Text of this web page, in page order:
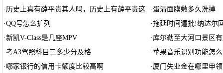
· 历史上真有薛平贵其人吗，历史上有薛平贵这 ·蛋清面膜敷多久洗掉
·QQ号怎么扩列 ·拖延时间遭批!纳达尔
·新凯V-Class是几座MPV · 库尔勒至大河口景区
·考A3驾照科目二多少分及格 ·苹果音乐识别功能怎
· 哪家银行的信用卡额度比较高啊 · 厦门失业金在哪里申